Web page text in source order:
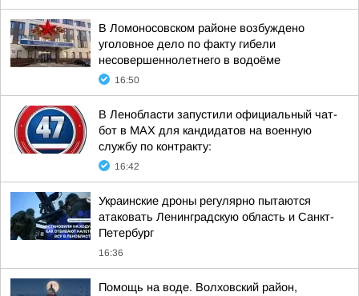
В Ломоносовском районе возбуждено
уголовное дело по факту гибели
несовершеннолетнего в водоёме
16:50
В Ленобласти запустили официальный чат-
бот в МАХ для кандидатов на военную
службу по контракту:
16:42
Украинские дроны регулярно пытаются
атаковать Ленинградскую область и Санкт-
Петербург
16:36
Помощь на воде. Волховский район,